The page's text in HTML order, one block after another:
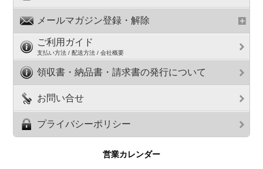
メールマガジン登録・解除
ご利用ガイド
支払い方法 / 配送方法 / 会社概要
領収書・納品書・請求書の発行について
お問い合せ
プライバシーポリシー
営業カレンダー